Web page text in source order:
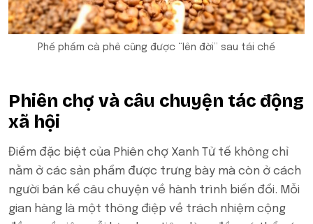
Phế phẩm cà phê cũng được “lên đời” sau tái chế
Phiên chợ và câu chuyện tác động
xã hội
Điểm đặc biệt của Phiên chợ Xanh Tử tế không chỉ
nằm ở các sản phẩm được trưng bày mà còn ở cách
người bán kể câu chuyện về hành trình biến đổi. Mỗi
gian hàng là một thông điệp về trách nhiệm cộng